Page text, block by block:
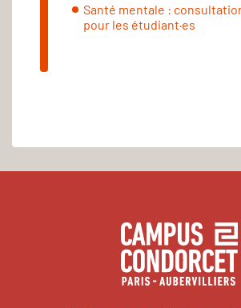
Santé mentale :
pour les étudiant·es